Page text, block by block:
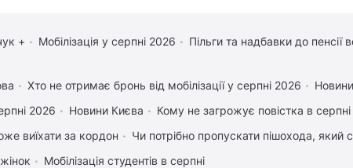
+ Мобілізація у серпні 2026 Пільги та надбавки до пенсії
Хто не отримає бронь від мобілізації у серпні 2026
2026
Новини Києва Кому не загрожує повістка в
виїхати за кордон Чи потрібно пропускати пішохода, який
Мобілізація студентів в серпні